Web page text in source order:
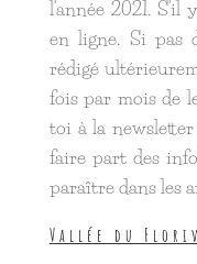
l'année 2021. S'il
en ligne. Si pas
rédigé
fois par mois de
toi à la
faire part des
paraître dans les
Vallée du